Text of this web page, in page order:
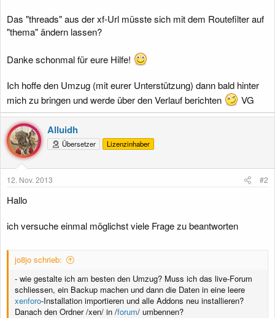
Das "threads" aus der xf-Url müsste sich mit dem Routefilter auf
"thema" ändern lassen?
Danke schonmal für eure Hilfe!
Ich hoffe den Umzug (mit eurer Unterstützung) dann bald hinter
mich zu bringen und werde über den Verlauf berichten
VG
Alluidh
Übersetzer Lizenzinhaber
12. Nov. 2013 #2
Hallo
ich versuche einmal möglichst viele Frage zu beantworten
jo8jo schrieb:
- wie gestalte ich am besten den Umzug? Muss ich das live-Forum
schliessen, ein Backup machen und dann die Daten in eine leere
xenforo-Installation importieren und alle Addons neu installieren?
Danach den Ordner /xen/ in /forum/ umbennen?